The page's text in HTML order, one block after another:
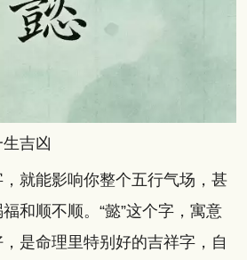
吉凶
就能影响你整个五行气场，甚
和顺不顺。“懿”这个字，寓意
是命理里特别好的吉祥字，自